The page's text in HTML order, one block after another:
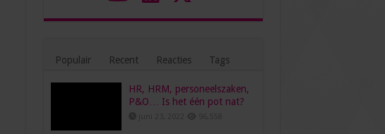
Populair Recent Reacties Tags
HR, HRM, personeelszaken,
P&O… Is het één pot nat?